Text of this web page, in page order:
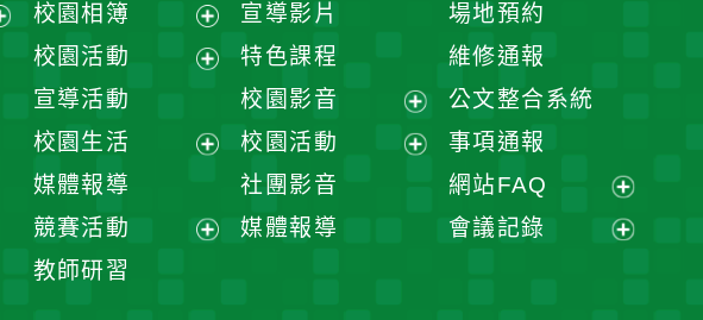
校園相簿
展
開
單
校園活動
選
宣導活動
校園生活
選
媒體報導
競賽活動
教師研習
宣導影片
特色課程
校園影音
展
開
校園活動
社團影音
媒體報導
場地預約
維修通報
公文整合系統
事項通報
網站FAQ
展
會議記錄